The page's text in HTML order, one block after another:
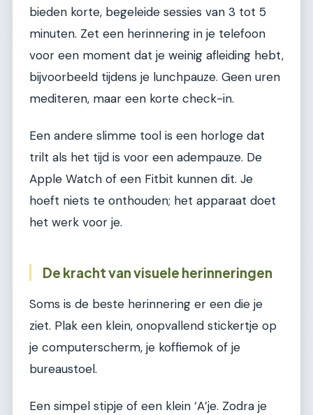
bieden korte, begeleide sessies van 3 tot 5
minuten. Zet een herinnering in je telefoon
voor een moment dat je weinig afleiding hebt,
bijvoorbeeld tijdens je lunchpauze. Geen uren
mediteren, maar een korte check-in.
Een andere slimme tool is een horloge dat
trilt als het tijd is voor een adempauze. De
Apple Watch of een Fitbit kunnen dit. Je
hoeft niets te onthouden; het apparaat doet
het werk voor je.
De kracht van visuele herinneringen
Soms is de beste herinnering er een die je
ziet. Plak een klein, onopvallend stickertje op
je computerscherm, je koffiemok of je
bureaustoel.
Een simpel stipje of een klein ‘A’je. Zodra je